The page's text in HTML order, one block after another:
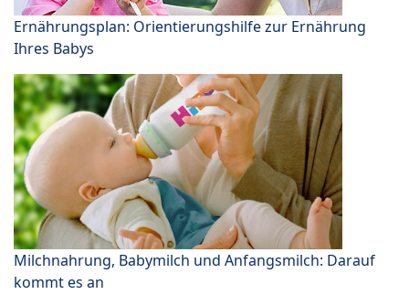
Ernährungsplan: Orientierungshilfe zur Ernährung
Ihres Babys
Milchnahrung, Babymilch und Anfangsmilch: Darauf
kommt es an